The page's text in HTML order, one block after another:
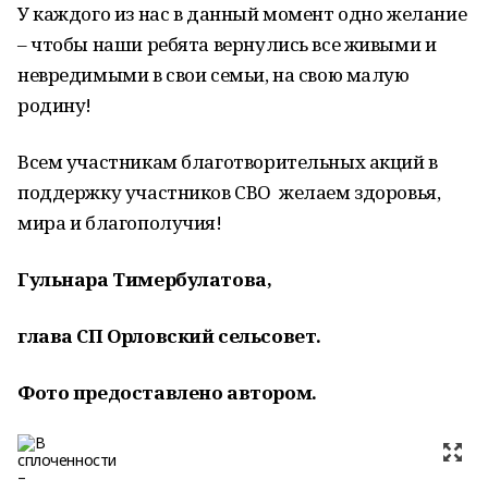
У каждого из нас в данный момент одно желание
– чтобы наши ребята вернулись все живыми и
невредимыми в свои семьи, на свою малую
родину!
Всем участникам благотворительных акций в
поддержку участников СВО желаем здоровья,
мира и благополучия!
Гульнара Тимербулатова,
глава СП Орловский сельсовет.
Фото предоставлено автором.